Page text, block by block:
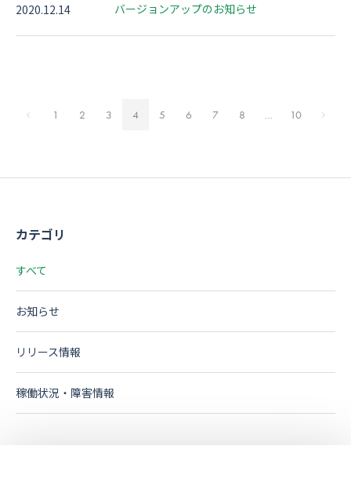
2020.12.14 バージョンアップのお知らせ
1 2 3 4 5 6 7 8 … 10
カテゴリ
すべて
お知らせ
リリース情報
稼働状況・障害情報